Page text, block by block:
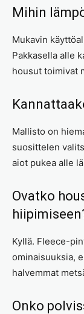
Mihin
Mukavin
Pakkasella alle
housut toimivat
Mallisto on
suosittelen
aiot pukea alle
Ovatko
Kyllä. Fleece-
ominaisuuksia,
halvemmat
Onko